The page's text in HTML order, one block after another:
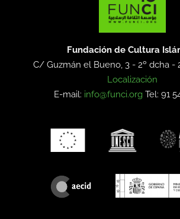
Fundación de Cultura
C/ Guzmán el Bueno, 3 - 2º dcha -
Localización
E-mail: info@funci.org Tel: 91